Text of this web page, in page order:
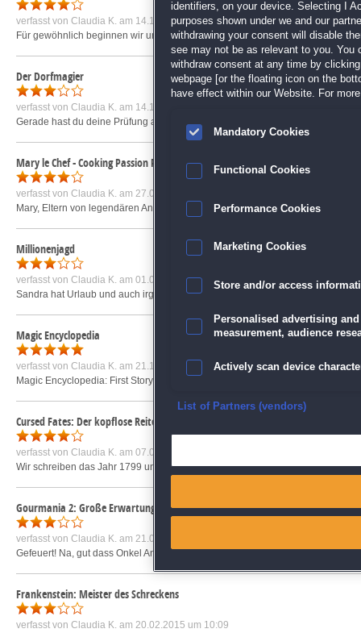
verfasst von Claudia K. am 14.11.2012 um 08:29
Für gewöhnlich beginnen wir unsere Nachlese mit den Umrissen der
Der Dorfmagier
verfasst von Claudia K. am 14.12.2009 um 10:36
Gerade hast du deine Prüfung an der Akademie für Magier geschafft, da
Mary le Chef - Cooking Passion Platinum Edition
verfasst von Claudia K. am 27.02.2017 um 13:40
Mary, Eltern von legendären Anwälten, arbeitet in einer Kanzlei und steht
Millionenjagd
verfasst von Claudia K. am 01.02.2010 um 09:53
Sandra hat Urlaub und auch irgendwie Langeweile. Da entdeckt sie in der
Magic Encyclopedia
verfasst von Claudia K. am 21.11.2008 um 23:35
Magic Encyclopedia: First Story ist ein Spiel, dass man Wimmelbild- und
Cursed Fates: Der kopflose Reiter Sammleredition
verfasst von Claudia K. am 07.05.2013 um 11:39
Wir schreiben das Jahr 1799 und befinden uns in New York. Ein junger
Gourmania 2: Große Erwartungen
verfasst von Claudia K. am 21.03.2011 um 10:19
Gefeuert! Na, gut dass Onkel Antonio noch ein altes Bistro hat. Das muss
Frankenstein: Meister des Schreckens
verfasst von Claudia K. am 20.02.2015 um 10:09
identifiers, on your device. Selecting I
purposes shown under we and our
withdrawing your consent will disable
see may not be as relevant to you. You
withdraw consent at any time by
webpage [or the floating icon on the
have effect within our Website. For
Mandatory Cookies
Functional Cookies
Performance Cookies
Marketing Cookies
Store and/or access
Personalised advertising
measurement, audience
Actively scan device
Ensure security, prevent
List of Partners (vendors)